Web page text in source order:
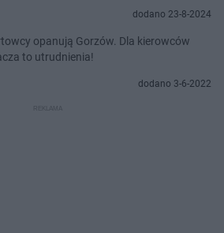
dodano 23-8-2024
opanują Gorzów. Dla kierowców
to utrudnienia!
dodano 3-6-2022